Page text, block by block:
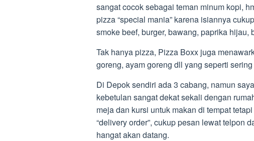
sangat cocok sebagai teman minum kopi,
pizza “special mania” karena isiannya
smoke beef, burger, bawang, paprika hijau,
Tak hanya pizza, Pizza Boxx juga
goreng, ayam goreng dll yang seperti
Di Depok sendiri ada 3 cabang, namun
kebetulan sangat dekat sekali dengan
meja dan kursi untuk makan di tempat
“delivery order”, cukup pesan lewat telpon
hangat akan datang.